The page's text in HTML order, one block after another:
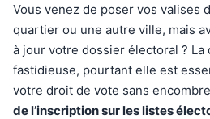
Vous venez de poser vos valises
quartier ou une autre ville, mais
à jour votre dossier électoral ?
fastidieuse, pourtant elle est
votre droit de vote sans
de l’inscription sur les listes